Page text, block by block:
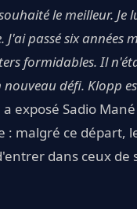
le meilleur. Je
passé six années
formidables. Il
défi. Klopp
a exposé Sadio
: malgré ce départ,
dans ceux